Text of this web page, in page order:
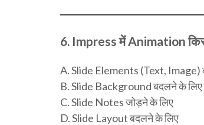
6. Impress में Animation
A. Slide Elements (Text, Image)
B. Slide Background बदलने के लिए
C. Slide Notes जोड़ने के लिए
D. Slide Layout बदलने के लिए